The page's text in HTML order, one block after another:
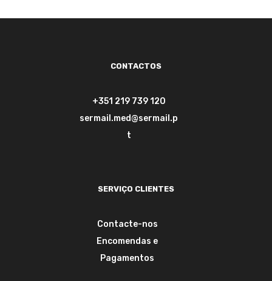
CONTACTOS
+351 219 739 120
sermail.med@sermail.p
t
SERVIÇO CLIENTES
Contacte-nos
Encomendas e
Pagamentos